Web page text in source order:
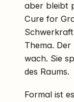
aber bleibt
Cure for
Thema.
wach. Sie
des Raums.
Formal ist